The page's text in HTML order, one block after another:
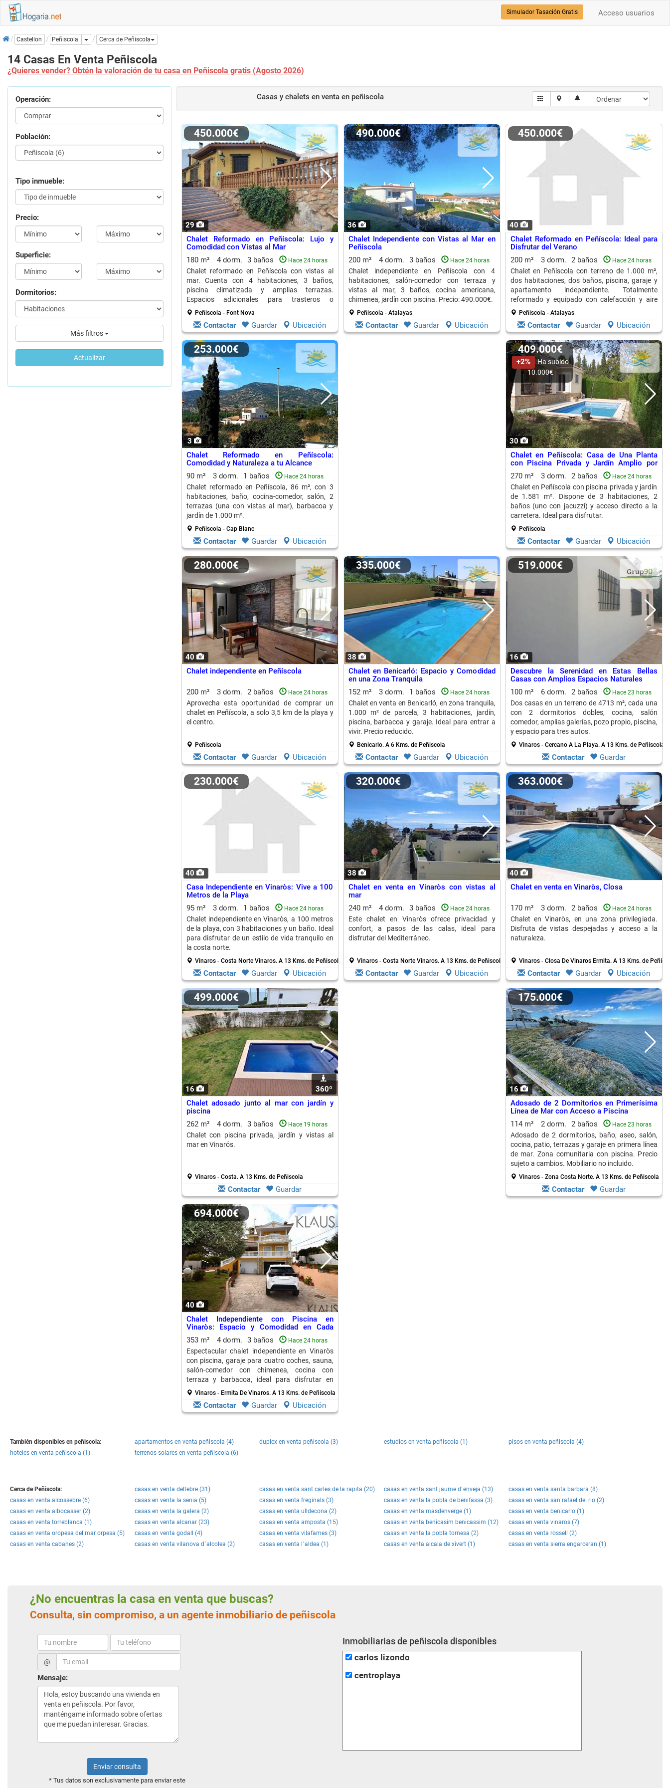
Acceso usuarios
Simulador Tasación Gratis
InicioCastellon Peñiscola Dropdown
Cerca de Peñiscola
14 Casas En Venta Peñiscola
¿Quieres vender? Obtén la valoración de tu casa en Peñiscola gratis (Agosto 2026)
Operación:
Población:
Tipo inmueble:
Precio:
Superficie:
Dormitorios:
Más filtros
Actualizar
Casas y chalets en ventaen peñiscola
29
450.000€
Chalet Reformado en Peñíscola: Lujo y
Comodidad con Vistas al Mar
180 m²
4 dorm. 3 baños Hace 24 horas
Chalet reformado en Peñíscola con vistas al
mar. Cuenta con 4 habitaciones, 3 baños,
piscina climatizada y amplias terrazas.
Espacios adicionales para trasteros o
lavaderos.
Peñiscola - Font Nova
Contactar Guardar Ubicación
36
490.000€
Chalet Independiente con Vistas al Mar en
Peñíscola
200 m²
4 dorm. 3 baños Hace 24 horas
Chalet independiente en Peñíscola con 4
habitaciones, salón-comedor con terraza y
vistas al mar, 3 baños, cocina americana,
chimenea, jardín con piscina. Precio: 490.000€.
Peñiscola - Atalayas
Contactar Guardar Ubicación
40
450.000€
Chalet Reformado en Peñíscola: Ideal para
Disfrutar del Verano
200 m²
3 dorm. 2 baños Hace 24 horas
Chalet en Peñíscola con terreno de 1.000 m²,
dos habitaciones, dos baños, piscina, garaje y
apartamento independiente. Totalmente
reformado y equipado con calefacción y aire
acondicionado.
Peñiscola - Atalayas
Contactar Guardar Ubicación
3
253.000€
Chalet Reformado en Peñíscola:
Comodidad y Naturaleza a tu Alcance
90 m²
3 dorm. 1 baños Hace 24 horas
Chalet reformado en Peñíscola, 86 m², con 3
habitaciones, baño, cocina-comedor, salón, 2
terrazas (una con vistas al mar), barbacoa y
jardín de 1.000 m².
Peñiscola - Cap Blanc
Contactar Guardar Ubicación
30
409.000€
+2%
Ha subido
10.000€
Chalet en Peñíscola: Casa de Una Planta
con Piscina Privada y Jardín Amplio por
399.000€
270 m² 3 dorm. 2 baños Hace 24 horas
Chalet en Peñíscola con piscina privada y jardín
de 1.581 m². Dispone de 3 habitaciones, 2
baños (uno con jacuzzi) y acceso directo a la
carretera. Ideal para disfrutar.
Peñiscola
Contactar Guardar Ubicación
40
280.000€
Chalet independiente en Peñíscola
200 m² 3 dorm. 2 baños Hace 24 horas
Aprovecha esta oportunidad de comprar un
chalet en Peñíscola, a solo 3,5 km de la playa y
el centro.
Peñiscola
Contactar Guardar Ubicación
38
335.000€
Chalet en Benicarló: Espacio y Comodidad
en una Zona Tranquila
152 m²
3 dorm. 1 baños Hace 24 horas
Chalet en venta en Benicarló, en zona tranquila,
1.000 m² de parcela, 3 habitaciones, jardín,
piscina, barbacoa y garaje. Ideal para entrar a
vivir. Precio reducido.
Benicarlo. A 6 Kms. de Peñiscola
Contactar Guardar Ubicación
16
519.000€
Descubre la Serenidad en Estas Bellas
Casas con Amplios Espacios Naturales
100 m²
6 dorm. 2 baños Hace 23 horas
Dos casas en un terreno de 4713 m², cada una
con 2 dormitorios dobles, cocina, salón
comedor, amplias galerías, pozo propio, piscina,
y espacio para tres autos.
Vinaros - Cercano A La Playa. A 13 Kms. de Peñiscola
Contactar Guardar
40
230.000€
Casa Independiente en Vinaròs: Vive a 100
Metros de la Playa
95 m²
3 dorm. 1 baños Hace 24 horas
Chalet independiente en Vinaròs, a 100 metros
de la playa, con 3 habitaciones y un baño. Ideal
para disfrutar de un estilo de vida tranquilo en
la costa norte.
Vinaros - Costa Norte Vinaros. A 13 Kms. de Peñiscola
Contactar Guardar Ubicación
38
320.000€
Chalet en venta en Vinaròs con vistas al
mar
240 m²
4 dorm. 3 baños Hace 24 horas
Este chalet en Vinaròs ofrece privacidad y
confort, a pasos de las calas, ideal para
disfrutar del Mediterráneo.
Vinaros - Costa Norte Vinaros. A 13 Kms. de Peñiscola
Contactar Guardar Ubicación
40
363.000€
Chalet en venta en Vinaròs, Closa
170 m² 3 dorm. 2 baños Hace 24 horas
Chalet en Vinaròs, en una zona privilegiada.
Disfruta de vistas despejadas y acceso a la
naturaleza.
Vinaros - Closa De Vinaros Ermita. A 13 Kms. de
Contactar Guardar Ubicación
16 360º
499.000€
Chalet adosado junto al mar con jardín y
piscina
262 m²
4 dorm. 3 baños Hace 19 horas
Chalet con piscina privada, jardín y vistas al
mar en Vinarós.
Vinaros - Costa. A 13 Kms. de Peñiscola
Contactar Guardar
16
175.000€
Adosado de 2 Dormitorios en Primerísima
Línea de Mar con Acceso a Piscina
114 m²
2 dorm. 2 baños Hace 23 horas
Adosado de 2 dormitorios, baño, aseo, salón,
cocina, patio, terrazas y garaje en primera línea
de mar. Zona comunitaria con piscina. Precio
sujeto a cambios. Mobiliario no incluido.
Vinaros - Zona Costa Norte. A 13 Kms. de Peñiscola
Contactar Guardar
40
694.000€
Chalet Independiente con Piscina en
Vinaròs: Espacio y Comodidad en Cada
Rincón
353 m² 4 dorm. 3 baños Hace 24 horas
Espectacular chalet independiente en Vinaròs
con piscina, garaje para cuatro coches, sauna,
salón-comedor con chimenea, cocina con
terraza y barbacoa, ideal para disfrutar en
familia.
Vinaros - Ermita De Vinaros. A 13 Kms. de Peñiscola
Contactar Guardar Ubicación
También disponibles en peñiscola: apartamentos en venta peñiscola (4) duplex en venta peñiscola (3) estudios en venta peñiscola (1)
pisos en venta peñiscola (4)
hoteles en venta peñiscola (1)
terrenos solares en venta peñiscola (6)
Cerca de Peñiscola: casas en venta deltebre (31) casas en venta sant carles de la rapita (20) casas en venta sant jaume d´enveja (13)
casas en venta santa barbara (8)
casas en venta alcossebre (6)
casas en venta la senia (5) casas en venta freginals (3) casas en venta la pobla de benifassa (3)
casas en venta san rafael del rio (2)
casas en venta albocasser (2)
casas en venta la galera (2) casas en venta ulldecona (2) casas en venta masdenverge (1)
casas en venta benicarlo (1)
casas en venta torreblanca (1)
casas en venta alcanar (23) casas en venta amposta (15) casas en venta benicasim benicassim (12)
casas en venta vinaros (7)
casas en venta oropesa del mar orpesa (5)
casas en venta godall (4) casas en venta vilafames (3) casas en venta la pobla tornesa (2)
casas en venta rossell (2)
casas en venta cabanes (2)
casas en venta vilanova d´alcolea (2) casas en venta l´aldea (1) casas en venta alcala de xivert (1) casas en venta sierra engarceran (1)
¿No encuentras la casa en venta que buscas?
Consulta, sin compromiso, a un agente inmobiliario de peñiscola
@
Mensaje:
Enviar consulta
* Tus datos son exclusivamente para enviar este
Inmobiliarias de peñiscola disponibles
carlos lizondo
centroplaya